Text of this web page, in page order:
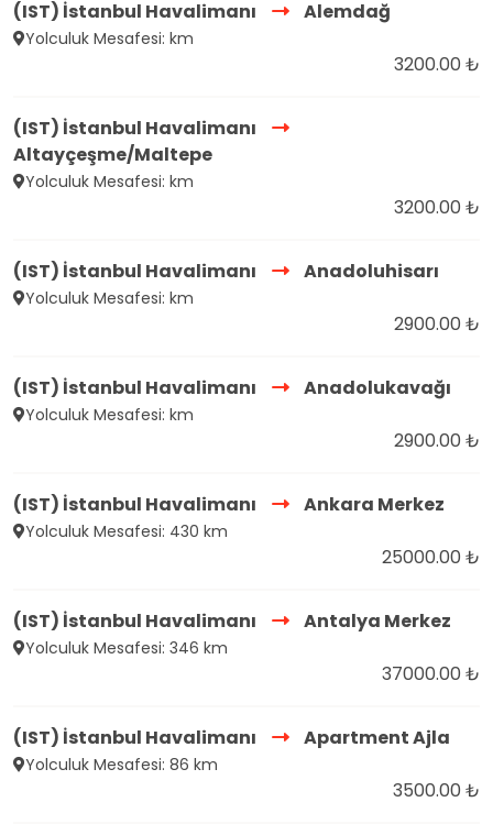
(IST) İstanbul Havalimanı Alemdağ
Yolculuk Mesafesi: km
3200.00 ₺
(IST) İstanbul Havalimanı
Altayçeşme/Maltepe
Yolculuk Mesafesi: km
3200.00 ₺
(IST) İstanbul Havalimanı Anadoluhisarı
Yolculuk Mesafesi: km
2900.00 ₺
(IST) İstanbul Havalimanı Anadolukavağı
Yolculuk Mesafesi: km
2900.00 ₺
(IST) İstanbul Havalimanı Ankara Merkez
Yolculuk Mesafesi: 430 km
25000.00 ₺
(IST) İstanbul Havalimanı Antalya Merkez
Yolculuk Mesafesi: 346 km
37000.00 ₺
(IST) İstanbul Havalimanı Apartment Ajla
Yolculuk Mesafesi: 86 km
3500.00 ₺